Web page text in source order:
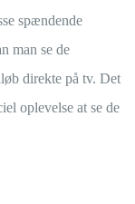
spændende
man se de
direkte på tv. Det
oplevelse at se de